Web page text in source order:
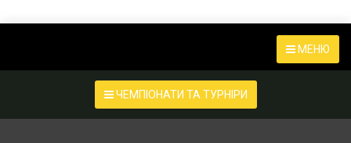
МЕНЮ
ЧЕМПІОНАТИ ТА ТУРНІРИ